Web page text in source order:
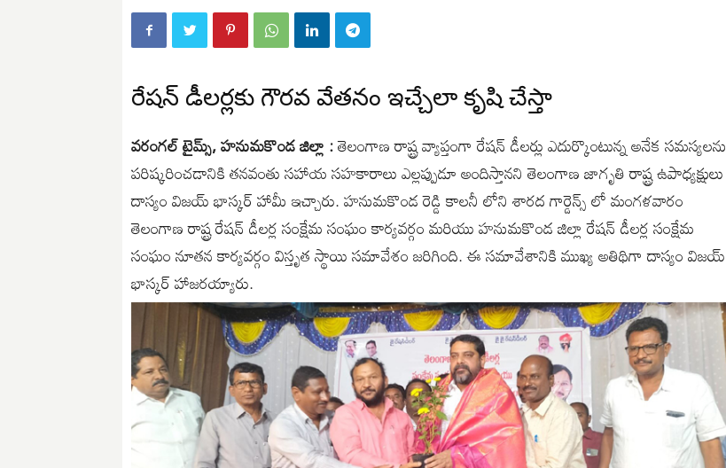
రేషన్ డీలర్లకు గౌరవ వేతనం ఇచ్చేలా కృషి చేస్తా
వరంగల్ టైమ్స్, హనుమకొండ జిల్లా :తెలంగాణ రాష్ట్ర వ్యాప్తంగా రేషన్ డీలర్లు ఎదుర్కొంటున్న అనేక సమస్యలను
పరిష్కరించడానికి తనవంతు సహాయ సహకారాలు ఎల్లప్పుడూ అందిస్తానని తెలంగాణ జాగృతి రాష్ట్ర ఉపాధ్యక్షులు
దాస్యం విజయ్ భాస్కర్ హామీ ఇచ్చారు. హనుమకొండ రెడ్డి కాలనీ లోని శారద గార్డెన్స్ లో మంగళవారం
తెలంగాణ రాష్ట్ర రేషన్ డీలర్ల సంక్షేమ సంఘం కార్యవర్గం మరియు హనుమకొండ జిల్లా రేషన్ డీలర్ల సంక్షేమ
సంఘం నూతన కార్యవర్గం విస్తృత స్థాయి సమావేశం జరిగింది. ఈ సమావేశానికి ముఖ్య అతిథిగా దాస్యం విజయ్
భాస్కర్ హాజరయ్యారు.